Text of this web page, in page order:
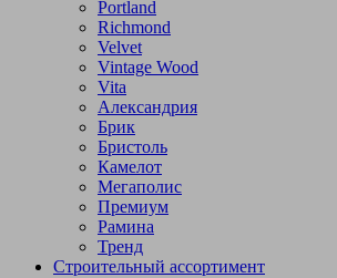
Portland
Richmond
Velvet
Vintage Wood
Vita
Александрия
Брик
Бристоль
Камелот
Мегаполис
Премиум
Рамина
Тренд
Строительный ассортимент